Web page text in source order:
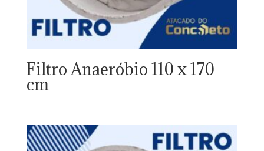
Filtro Anaeróbio 110 x 170
cm